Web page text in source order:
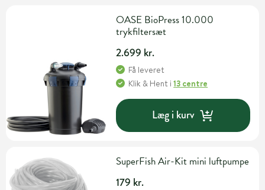
OASE BioPress 10.000
trykfiltersæt
2.699 kr.
Få leveret
Klik & Hent i13 centre
Læg i kurv
SuperFish Air-Kit mini luftpumpe
179 kr.